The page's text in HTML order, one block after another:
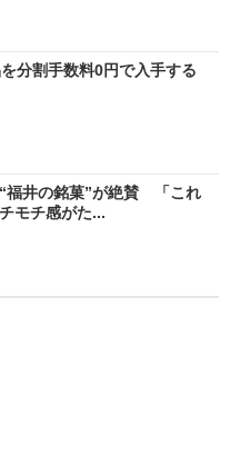
分割手数料0円で入手する
“福井の銘菓”が絶賛 「これ
モチ感がた...